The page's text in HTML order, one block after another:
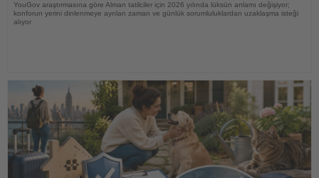
YouGov araştırmasına göre Alman tatilciler için 2026 yılında lüksün anlamı değişiyor;
konforun yerini dinlenmeye ayrılan zaman ve günlük sorumluluklardan uzaklaşma isteği
alıyor